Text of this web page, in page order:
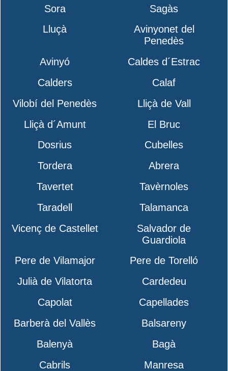
Sora
Sagàs
Lluçà
Avinyonet del
Penedès
Avinyó
Caldes d´Estrac
Calders
Calaf
Vilobí del Penedès
Lliçà de Vall
Lliçà d´Amunt
El Bruc
Dosrius
Cubelles
Tordera
Abrera
Tavertet
Tavèrnoles
Taradell
Talamanca
Vicenç de Castellet
Salvador de
Guardiola
Pere de Vilamajor
Pere de Torelló
Julià de Vilatorta
Cardedeu
Capolat
Capellades
Barberà del Vallès
Balsareny
Balenyà
Bagà
Cabrils
Manresa